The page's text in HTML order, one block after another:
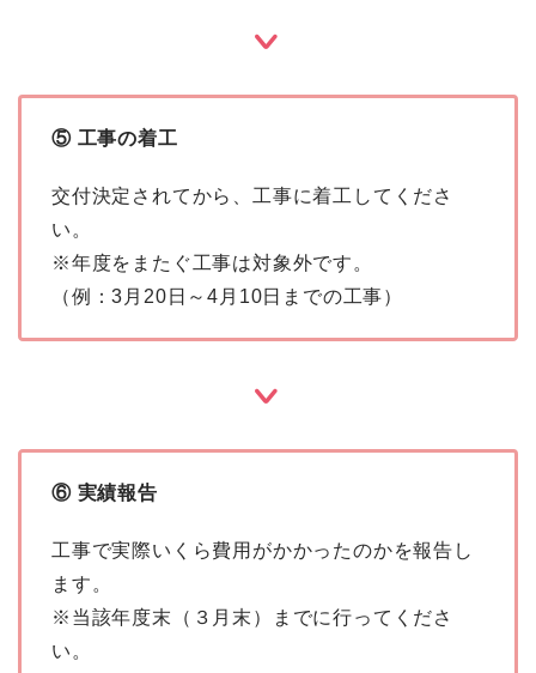
⑤ 工事の着工
交付決定されてから、工事に着工してくださ
い。
※年度をまたぐ工事は対象外です。
（例：3月20日～4月10日までの工事）
⑥ 実績報告
工事で実際いくら費用がかかったのかを報告し
ます。
※当該年度末（３月末）までに行ってくださ
い。